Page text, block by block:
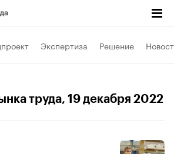
Экспертиза Решение
труда, 19 декабря 2022